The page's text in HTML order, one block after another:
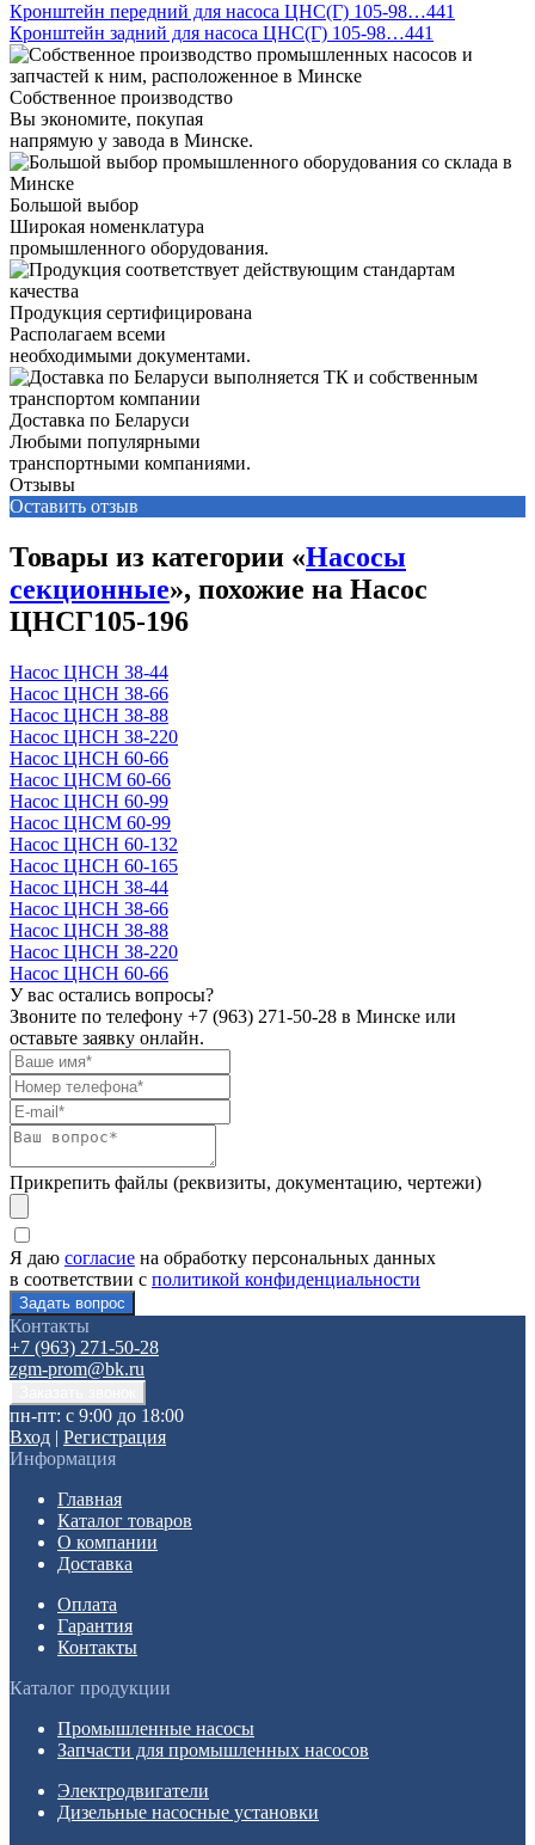
Кронштейн передний для насоса ЦНС(Г) 105-98…441
Кронштейн задний для насоса ЦНС(Г) 105-98…441
Собственное производство
Вы экономите, покупая
напрямую у завода в Минске.
Большой выбор
Широкая номенклатура
промышленного оборудования.
Продукция сертифицирована
Располагаем всеми
необходимыми документами.
Доставка по Беларуси
Любыми популярными
транспортными компаниями.
Отзывы
Оставить отзыв
Товары из категории «Насосы
секционные», похожие на Насос
ЦНСГ105-196
Насос ЦНСН 38-44
Насос ЦНСН 38-66
Насос ЦНСН 38-88
Насос ЦНСН 38-220
Насос ЦНСН 60-66
Насос ЦНСМ 60-66
Насос ЦНСН 60-99
Насос ЦНСМ 60-99
Насос ЦНСН 60-132
Насос ЦНСН 60-165
Насос ЦНСН 38-44
Насос ЦНСН 38-66
Насос ЦНСН 38-88
Насос ЦНСН 38-220
Насос ЦНСН 60-66
У вас остались вопросы?
Звоните по телефону +7 (963) 271-50-28 в Минске или
оставьте заявку онлайн.
Прикрепить файлы (реквизиты, документацию, чертежи)
Я даю согласие на обработку персональных данных
в соответствии с политикой конфиденциальности
Контакты
+7 (963) 271-50-28
zgm-prom@bk.ru
пн-пт: с 9:00 до 18:00
Вход | Регистрация
Информация
Главная
Каталог товаров
О компании
Доставка
Оплата
Гарантия
Контакты
Каталог продукции
Промышленные насосы
Запчасти для промышленных насосов
Электродвигатели
Дизельные насосные установки